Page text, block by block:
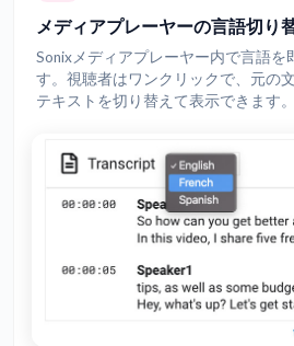
メディアプレーヤーの言語切り
Sonixメディアプレーヤー内で言語を
す。視聴者はワンクリックで、元の
テキストを切り替えて表示できます。